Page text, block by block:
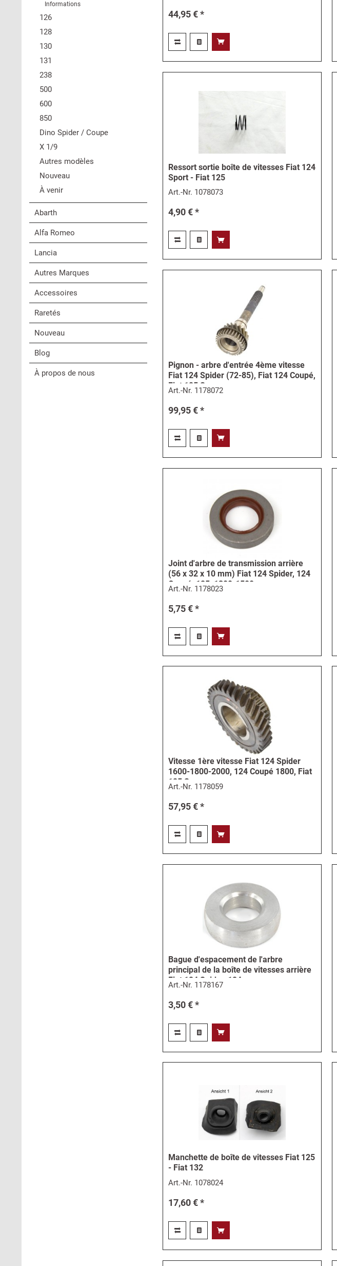
Informations
126
128
130
131
238
500
600
850
Dino Spider / Coupe
X 1/9
Autres modèles
Nouveau
À venir
Abarth
Alfa Romeo
Lancia
Autres Marques
Accessoires
Raretés
Nouveau
Blog
À propos de nous
44,95 € *
Ressort sortie boîte de vitesses Fiat 124
Sport - Fiat 125
Art.-Nr. 1078073
4,90 € *
Pignon - arbre d'entrée 4ème vitesse
Fiat 124 Spider (72-85), Fiat 124 Coupé,
Fiat 125 S
Art.-Nr. 1178072
99,95 € *
Joint d'arbre de transmission arrière
(56 x 32 x 10 mm) Fiat 124 Spider, 124
Coupé, 125, 1300-1500
Art.-Nr. 1178023
5,75 € *
Vitesse 1ère vitesse Fiat 124 Spider
1600-1800-2000, 124 Coupé 1800, Fiat
125 S
Art.-Nr. 1178059
57,95 € *
Bague d'espacement de l'arbre
principal de la boîte de vitesses arrière
Fiat 124 Spider, 124...
Art.-Nr. 1178167
3,50 € *
Manchette de boîte de vitesses Fiat 125
- Fiat 132
Art.-Nr. 1078024
17,60 € *